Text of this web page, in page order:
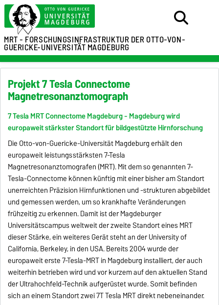
MRT - FORSCHUNGSINFRASTRUKTURDER OTTO-VON-
GUERICKE-UNIVERSITÄT MAGDEBURG
Projekt 7 Tesla Connectome
Magnetresonanztomograph
7 Tesla MRT Connectome Magdeburg - Magdeburg wird
europaweit stärkster Standort für bildgestützte Hirnforschung
Die Otto-von-Guericke-Universität Magdeburg erhält den
europaweit leistungsstärksten 7-Tesla
Magnetresonanztomografen (MRT). Mit dem so genannten 7-
Tesla-Connectome können künftig mit einer bisher am Standort
unerreichten Präzision Hirnfunktionen und -strukturen abgebildet
und gemessen werden, um so krankhafte Veränderungen
frühzeitig zu erkennen. Damit ist der Magdeburger
Universitätscampus weltweit der zweite Standort eines MRT
dieser Stärke, ein weiteres Gerät steht an der University of
California, Berkeley, in den USA. Bereits 2004 wurde der
europaweit erste 7-Tesla-MRT in Magdeburg installiert, der auch
weiterhin betrieben wird und vor kurzem auf den aktuellen Stand
der Ultrahochfeld-Technik aufgerüstet wurde. Somit befinden
sich an einem Standort zwei 7T Tesla MRT direkt nebeneinander.